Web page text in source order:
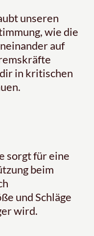
unseren
wie die
auf
in kritischen
sorgt für eine
beim
und Schläge
wird.